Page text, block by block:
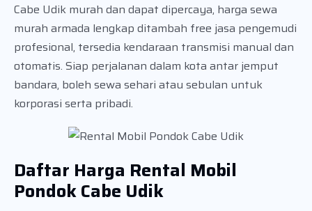
Cabe Udik murah dan dapat dipercaya, harga sewa
murah armada lengkap ditambah free jasa pengemudi
profesional, tersedia kendaraan transmisi manual dan
otomatis. Siap perjalanan dalam kota antar jemput
bandara, boleh sewa sehari atau sebulan untuk
korporasi serta pribadi.
Daftar Harga Rental Mobil
Pondok Cabe Udik